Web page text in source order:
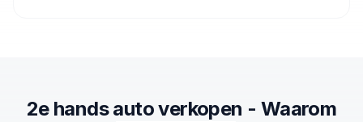
2e hands auto verkopen - Waarom